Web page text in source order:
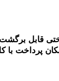
قابل
پرداخت